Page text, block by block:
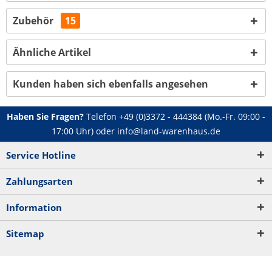
Zubehör 15
Ähnliche Artikel
Kunden haben sich ebenfalls angesehen
Haben Sie Fragen? Telefon +49 (0)3372 - 444384 (Mo.-Fr. 09:00 -
17:00 Uhr) oder info@land-warenhaus.de
Service Hotline
Zahlungsarten
Information
Sitemap